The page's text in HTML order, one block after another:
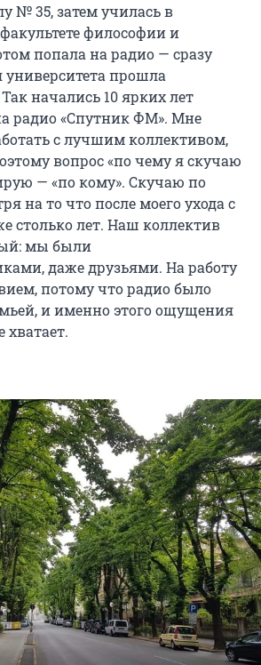
№ 35, затем училась в
философии и
попала на радио — сразу
университета прошла
начались 10 ярких лет
радио «Спутник ФМ». Мне
с лучшим коллективом,
вопрос «по чему я скучаю
— «по кому». Скучаю по
на то что после моего ухода с
столько лет. Наш коллектив
мы были
даже друзьями. На работу
потому что радио было
и именно этого ощущения
хватает.